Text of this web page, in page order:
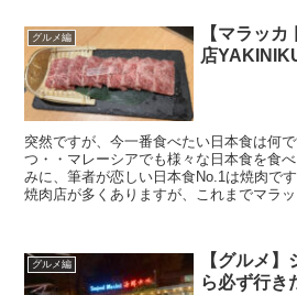
グルメ編
【マラッ
店
突然ですが、今一番食べたい日本食は何
つ・・マレーシアでも様々な日本食を食
みに、筆者が恋しい日本食No.1は焼肉で
焼肉店が多くありますが、これまでマラ
グルメ編
【グルメ
ら必ず行き